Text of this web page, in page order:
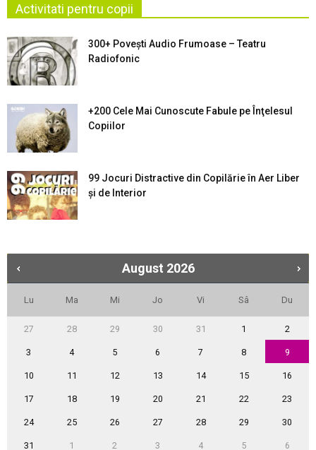
Activitati pentru copii
300+ Povești Audio Frumoase – Teatru
Radiofonic
+200 Cele Mai Cunoscute Fabule pe Înţelesul
Copiilor
99 Jocuri Distractive din Copilărie în Aer Liber
şi de Interior
August 2026
Lu Ma Mi Jo Vi Sâ Du
27 28 29 30 31 1 2
3 4 5 6 7 8 9
10 11 12 13 14 15 16
17 18 19 20 21 22 23
24 25 26 27 28 29 30
31 1 2 3 4 5 6